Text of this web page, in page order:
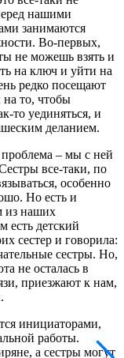
нашими
занимаются
Во-первых,
не можешь взять и
на ключ и уйти на
редко посещают
на то, чтобы
то уединяться, и
деланием.
проблема – мы с ней
все-таки, по
особенно
Но есть и
из наших
есть детский
сестер и говорила:
сестры. Но,
не осталась в
приезжают к нам,
инициаторами,
работы.
а сестры могут